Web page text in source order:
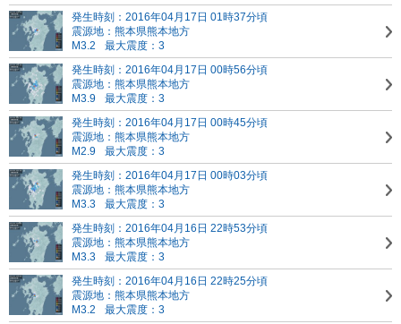
発生時刻：2016年04月17日 01時37分頃
震源地：熊本県熊本地方
M3.2
最大震度：3
発生時刻：2016年04月17日 00時56分頃
震源地：熊本県熊本地方
M3.9
最大震度：3
発生時刻：2016年04月17日 00時45分頃
震源地：熊本県熊本地方
M2.9
最大震度：3
発生時刻：2016年04月17日 00時03分頃
震源地：熊本県熊本地方
M3.3
最大震度：3
発生時刻：2016年04月16日 22時53分頃
震源地：熊本県熊本地方
M3.3
最大震度：3
発生時刻：2016年04月16日 22時25分頃
震源地：熊本県熊本地方
M3.2
最大震度：3